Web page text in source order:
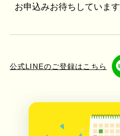
お申込みお待ちしています
公式LINEのご登録はこちら